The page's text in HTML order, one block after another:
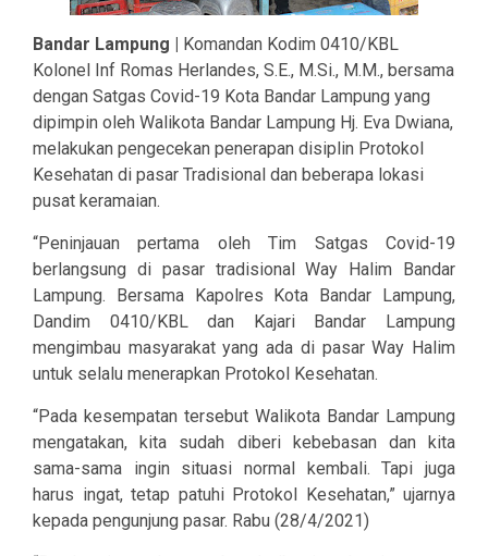
Bandar Lampung | Komandan Kodim 0410/KBL
Kolonel Inf Romas Herlandes, S.E., M.Si., M.M., bersama
dengan Satgas Covid-19 Kota Bandar Lampung yang
dipimpin oleh Walikota Bandar Lampung Hj. Eva Dwiana,
melakukan pengecekan penerapan disiplin Protokol
Kesehatan di pasar Tradisional dan beberapa lokasi
pusat keramaian.
“Peninjauan pertama oleh Tim Satgas Covid-19
berlangsung di pasar tradisional Way Halim Bandar
Lampung. Bersama Kapolres Kota Bandar Lampung,
Dandim 0410/KBL dan Kajari Bandar Lampung
mengimbau masyarakat yang ada di pasar Way Halim
untuk selalu menerapkan Protokol Kesehatan.
“Pada kesempatan tersebut Walikota Bandar Lampung
mengatakan, kita sudah diberi kebebasan dan kita
sama-sama ingin situasi normal kembali. Tapi juga
harus ingat, tetap patuhi Protokol Kesehatan,” ujarnya
kepada pengunjung pasar. Rabu (28/4/2021)